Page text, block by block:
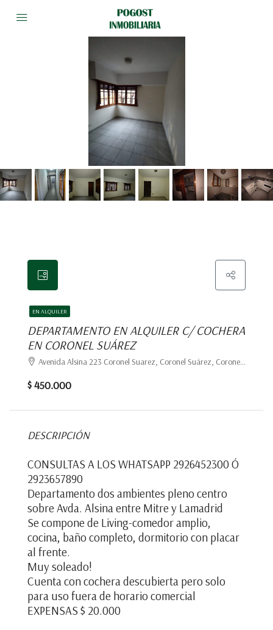
EN ALQUILER
DEPARTAMENTO EN ALQUILER C/ COCHERA
EN CORONEL SUÁREZ
Avenida Alsina 223 Coronel Suarez, Coronel Suárez, Coronel Suárez
$ 450.000
DESCRIPCIÓN
CONSULTAS A LOS WHATSAPP 2926452300 Ó
2923657890
Departamento dos ambientes pleno centro
sobre Avda. Alsina entre Mitre y Lamadrid
Se compone de Living-comedor amplio,
cocina, baño completo, dormitorio con placar
al frente.
Muy soleado!
Cuenta con cochera descubierta pero solo
para uso fuera de horario comercial
EXPENSAS $ 20.000